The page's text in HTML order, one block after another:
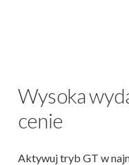
Wysoka
cenie
Aktywuj tryb GT w